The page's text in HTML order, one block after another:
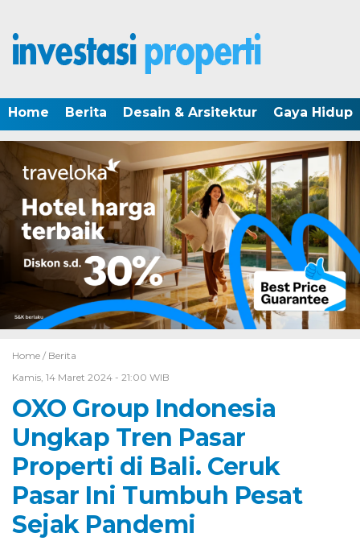
Home Berita Desain & Arsitektur Gaya Hidup
Home / Berita
Kamis, 14 Maret 2024 - 21:00 WIB
OXO Group Indonesia
Ungkap Tren Pasar
Properti di Bali. Ceruk
Pasar Ini Tumbuh Pesat
Sejak Pandemi